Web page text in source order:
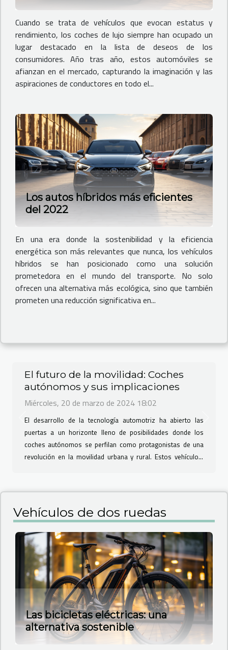
Cuando se trata de vehículos que evocan estatus y
rendimiento, los coches de lujo siempre han ocupado un
lugar destacado en la lista de deseos de los
consumidores. Año tras año, estos automóviles se
afianzan en el mercado, capturando la imaginación y las
aspiraciones de conductores en todo el...
Los autos híbridos más eficientes
del 2022
En una era donde la sostenibilidad y la eficiencia
energética son más relevantes que nunca, los vehículos
híbridos se han posicionado como una solución
prometedora en el mundo del transporte. No solo
ofrecen una alternativa más ecológica, sino que también
prometen una reducción significativa en...
El futuro de la movilidad: Coches
autónomos y sus implicaciones
Miércoles, 20 de marzo de 2024 18:02
El desarrollo de la tecnología automotriz ha abierto las
puertas a un horizonte lleno de posibilidades donde los
coches autónomos se perfilan como protagonistas de una
revolución en la movilidad urbana y rural. Estos vehículos,
apasionante sobre sus beneficios, desafíos y el impacto
profundo que tendrán en la sociedad. La promesa de una
conducción más segura, eficiente y libre de estrés está cada
vez más cerca de materializarse, desencadenando una serie
de cambios que redefinirán...
Previous
Vehículos de dos ruedas
Las bicicletas eléctricas: una
alternativa sostenible